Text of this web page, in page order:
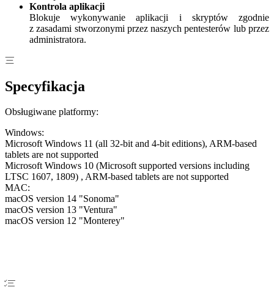
Kontrola aplikacji
Blokuje wykonywanie aplikacji i skryptów zgodnie
z zasadami stworzonymi przez naszych pentesterów lub przez
administratora.
Specyfikacja
Obsługiwane platformy:
Windows:
Microsoft Windows 11 (all 32-bit and 4-bit editions), ARM-based
tablets are not supported
Microsoft Windows 10 (Microsoft supported versions including
LTSC 1607, 1809) , ARM-based tablets are not supported
MAC:
macOS version 14 "Sonoma"
macOS version 13 "Ventura"
macOS version 12 "Monterey"